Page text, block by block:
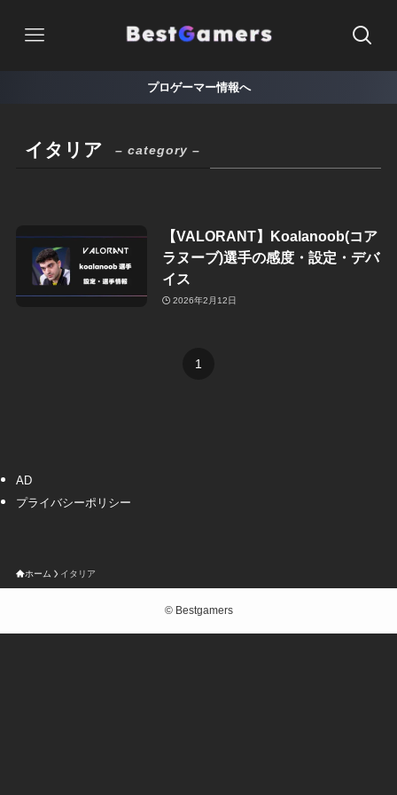
プロゲーマー情報へ
イタリア – category –
【VALORANT】Koalanoob(コア
ラヌーブ)選手の感度・設定・デバ
イス
2026年2月12日
1
AD
プライバシーポリシー
ホーム イタリア
©Bestgamers